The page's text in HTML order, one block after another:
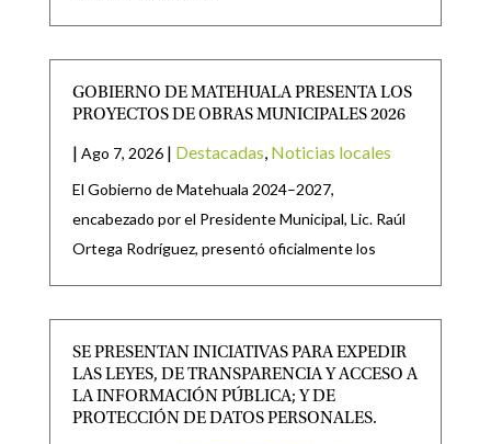
GOBIERNO DE MATEHUALA PRESENTA LOS
PROYECTOS DE OBRAS MUNICIPALES 2026
| Ago 7, 2026 | Destacadas, Noticias locales
El Gobierno de Matehuala 2024–2027,
encabezado por el Presidente Municipal, Lic. Raúl
Ortega Rodríguez, presentó oficialmente los
SE PRESENTAN INICIATIVAS PARA EXPEDIR
LAS LEYES, DE TRANSPARENCIA Y ACCESO A
LA INFORMACIÓN PÚBLICA; Y DE
PROTECCIÓN DE DATOS PERSONALES.